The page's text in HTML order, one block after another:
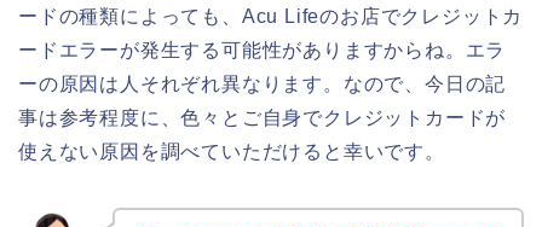
ードの種類によっても、Acu Lifeのお店でクレジットカ
ードエラーが発生する可能性がありますからね。エラ
ーの原因は人それぞれ異なります。なので、今日の記
事は参考程度に、色々とご自身でクレジットカードが
使えない原因を調べていただけると幸いです。